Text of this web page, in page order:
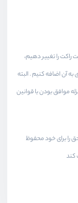
راکت را تغییر دهیم،
آن اضافه کنیم . البته
موافق بودن با قوانین
را برای خود محفوظ
کند